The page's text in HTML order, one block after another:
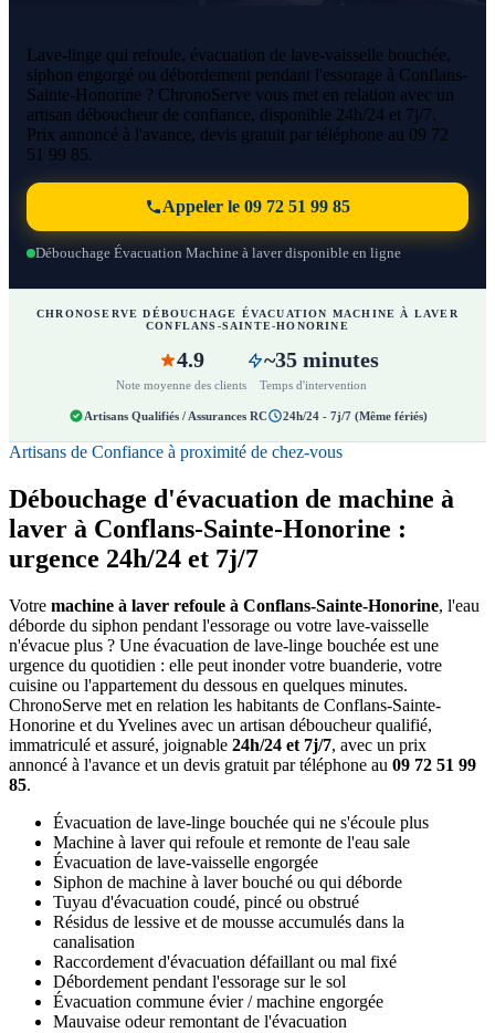
Lave-linge qui refoule, évacuation de lave-vaisselle bouchée,
siphon engorgé ou débordement pendant l'essorage à Conflans-
Sainte-Honorine ? ChronoServe vous met en relation avec un
artisan déboucheur de confiance, disponible 24h/24 et 7j/7.
Prix annoncé à l'avance, devis gratuit par téléphone au 09 72
51 99 85.
Appeler le 09 72 51 99 85
Débouchage Évacuation Machine à laver disponible en ligne
CHRONOSERVE DÉBOUCHAGE ÉVACUATION MACHINE À LAVER
CONFLANS-SAINTE-HONORINE
4.9
Note moyenne des clients
~35 minutes
Temps d'intervention
Artisans Qualifiés / Assurances RC 24h/24 - 7j/7 (Même fériés)
Artisans de Confiance à proximité de chez-vous
Débouchage d'évacuation de machine à
laver à Conflans-Sainte-Honorine :
urgence 24h/24 et 7j/7
Votre machine à laver refoule à Conflans-Sainte-Honorine, l'eau
déborde du siphon pendant l'essorage ou votre lave-vaisselle
n'évacue plus ? Une évacuation de lave-linge bouchée est une
urgence du quotidien : elle peut inonder votre buanderie, votre
cuisine ou l'appartement du dessous en quelques minutes.
ChronoServe met en relation les habitants de Conflans-Sainte-
Honorine et du Yvelines avec un artisan déboucheur qualifié,
immatriculé et assuré, joignable 24h/24 et 7j/7, avec un prix
annoncé à l'avance et un devis gratuit par téléphone au 09 72 51 99
85.
Évacuation de lave-linge bouchée qui ne s'écoule plus
Machine à laver qui refoule et remonte de l'eau sale
Évacuation de lave-vaisselle engorgée
Siphon de machine à laver bouché ou qui déborde
Tuyau d'évacuation coudé, pincé ou obstrué
Résidus de lessive et de mousse accumulés dans la
canalisation
Raccordement d'évacuation défaillant ou mal fixé
Débordement pendant l'essorage sur le sol
Évacuation commune évier / machine engorgée
Mauvaise odeur remontant de l'évacuation